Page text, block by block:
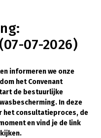
07-2026)
informeren we onze
het Convenant
de bestuurlijke
In deze
het consultatieproces, de
en vind je de link